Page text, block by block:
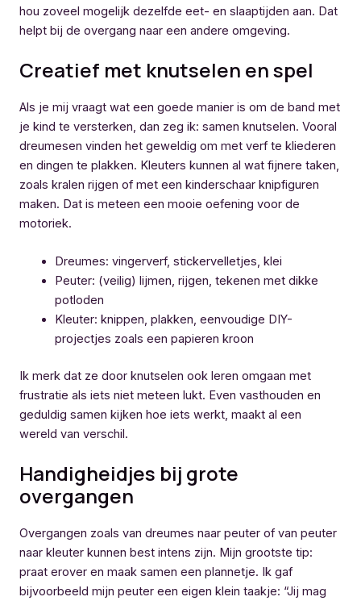
hou zoveel mogelijk dezelfde eet- en slaaptijden aan. Dat
helpt bij de overgang naar een andere omgeving.
Creatief met knutselen en spel
Als je mij vraagt wat een goede manier is om de band met
je kind te versterken, dan zeg ik: samen knutselen. Vooral
dreumesen vinden het geweldig om met verf te kliederen
en dingen te plakken. Kleuters kunnen al wat fijnere taken,
zoals kralen rijgen of met een kinderschaar knipfiguren
maken. Dat is meteen een mooie oefening voor de
motoriek.
Dreumes: vingerverf, stickervelletjes, klei
Peuter: (veilig) lijmen, rijgen, tekenen met dikke
potloden
Kleuter: knippen, plakken, eenvoudige DIY-
projectjes zoals een papieren kroon
Ik merk dat ze door knutselen ook leren omgaan met
frustratie als iets niet meteen lukt. Even vasthouden en
geduldig samen kijken hoe iets werkt, maakt al een
wereld van verschil.
Handigheidjes bij grote
overgangen
Overgangen zoals van dreumes naar peuter of van peuter
naar kleuter kunnen best intens zijn. Mijn grootste tip:
praat erover en maak samen een plannetje. Ik gaf
bijvoorbeeld mijn peuter een eigen klein taakje: “Jij mag